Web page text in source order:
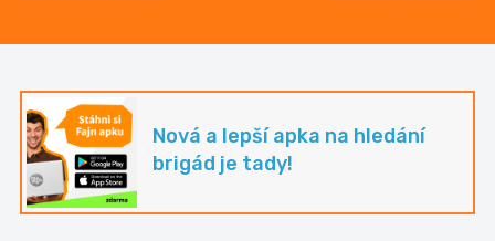
Nová a lepší apka na hledání
brigád je tady!